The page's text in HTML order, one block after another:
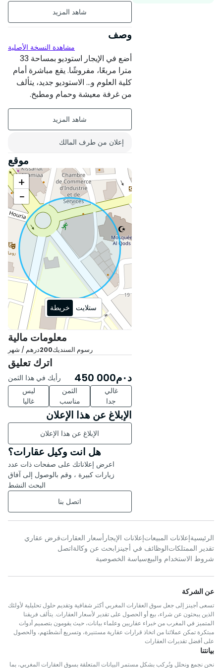
عمر البناء : بين 1 و 5 سنوات
حالة العقار : جديد
إقامة آمنة
بدون مواجهة
وصف
مشاهدة النسخة الأصلية
أضع في الإيجار استوديو بمساحة 33
مترا مربعًا، مفروشًا. يقع مباشرة أمام
كلية العلوم و... الاستوديو جديد، يتألف
من غرفة معيشة وحمام ومطبخ.
تحتوي غرفة المعيشة على سريرين
منفصلين مع طاولتين لليل، ومكتبين
مع كرسيين، كرسي بتصميم حرف L،
مكيف هواء، خزانة، وستارة مزدوجة.
صغيرة، وجهاز طهي كهربائي. يحتوي
الحمام على سخان ماء كهربائي. لمزيد
من المعلومات، يرجى التواصل معي
على رقمي. (يرجى عدم وساطة
الوسطاء)
إعلان من طرف المالك
موقع
+
−
خريطة ستلايت
معلومات مالية
رسوم السنديك200درهم / شهر
اترك تعليق
رأيك في هذا الثمن 450 000 د٠م
ليس
غاليا
الثمن
مناسب
غالي
جدا
الإبلاغ عن هذا الإعلان
الإبلاغ عن هذا الإعلان
هل انت وكيل عقارات؟
اعرض إعلاناتك على صفحات ذات عدد
زيارات كبيرة ، وقم بالوصول إلى آفاق
البحث النشط
اتصل بنا
الرئيسيةإعلانات المبيعاتإعلانات الإيجار أسعار العقاراتقرض عقاري
تقدير الممتلكاتالوظائف في أجينز ابحث عن وكالةاتصل
شروط الاستخدام والبيعسياسة الخصوصية
عن الشركة
تسعى أجينز إلى جعل سوق العقارات المغربي أكثر شفافية وتقديم حلول تحليلية لأولئك
الذين يبحثون عن شراء، بيع أو الحصول على تقدير لأسعار العقارات. يتألف فريقنا
المتميز في المغرب من خبراء عقاريين وعلماء بيانات، حيث يقومون بتصميم أدوات
مبتكرة تمكن عملائنا من اتخاذ قرارات عقارية مستنيرة، وتسريع أنشطتهم، والحصول
على أفضل تقديرات العقارات
بيانتنا
نحن نجمع ونحلل ونُركب بشكل مستمر البيانات المتعلقة بسوق العقارات المغربي، بما